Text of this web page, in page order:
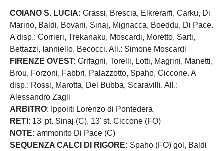
COIANO S. LUCIA: Grassi, Brescia, Elkrerarfi, Carku, Di
Marino, Baldi, Bovani, Sinaj, Mignacca, Boeddu, Di Pace.
A disp.: Corrieri, Trekanaku, Moscardi, Moretto, Sarti,
Bettazzi, Ianniello, Becocci. All.: Simone Moscardi
FIRENZE OVEST: Grifagni, Torelli, Lotti, Magrini, Manetti,
Brou, Forzoni, Fabbri, Palazzotto, Spaho, Ciccone. A
disp.: Rossi, Marotta, Del Bubba, Scaravilli. All.:
Alessandro Zagli
ARBITRO: Ippoliti Lorenzo di Pontedera
RETI : 13' pt. Sinaj (C), 13' st. Ciccone (FO)
NOTE: ammonito Di Pace (C)
SEQUENZA CALCI DI RIGORE: Spaho (FO) gol, Baldi